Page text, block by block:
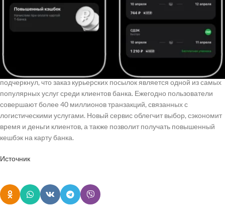
информацию о грузе и адресах доставки. После этого система
предложит различные варианты доставки с указанием стоимости и
сроков. После выбора подходящего варианта клиент будет
перенаправлен в интерфейс курьерской службы, где сможет
Максим Козин, руководитель продуктового направления в «Т-Банке»,
подчеркнул, что заказ курьерских посылок является одной из самых
популярных услуг среди клиентов банка. Ежегодно пользователи
совершают более 40 миллионов транзакций, связанных с
логистическими услугами. Новый сервис облегчит выбор, сэкономит
время и деньги клиентов, а также позволит получать повышенный
кешбэк на карту банка.
Источник